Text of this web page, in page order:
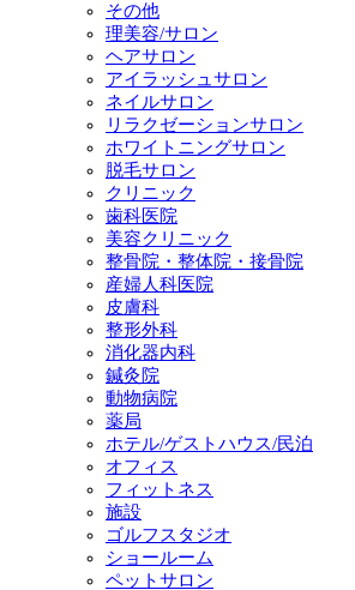
その他
理美容/サロン
ヘアサロン
アイラッシュサロン
ネイルサロン
リラクゼーションサロン
ホワイトニングサロン
脱毛サロン
クリニック
歯科医院
美容クリニック
整骨院・整体院・接骨院
産婦人科医院
皮膚科
整形外科
消化器内科
鍼灸院
動物病院
薬局
ホテル/ゲストハウス/民泊
オフィス
フィットネス
施設
ゴルフスタジオ
ショールーム
ペットサロン